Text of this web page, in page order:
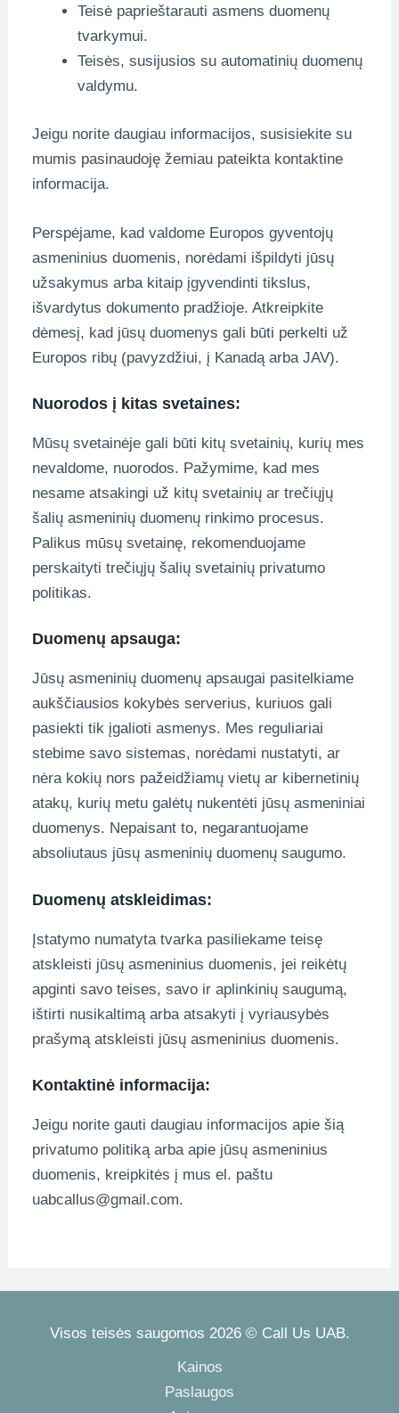
Teisė paprieštarauti asmens duomenų
tvarkymui.
Teisės, susijusios su automatinių duomenų
valdymu.
Jeigu norite daugiau informacijos, susisiekite su
mumis pasinaudoję žemiau pateikta kontaktine
informacija.
Perspėjame, kad valdome Europos gyventojų
asmeninius duomenis, norėdami išpildyti jūsų
užsakymus arba kitaip įgyvendinti tikslus,
išvardytus dokumento pradžioje. Atkreipkite
dėmesį, kad jūsų duomenys gali būti perkelti už
Europos ribų (pavyzdžiui, į Kanadą arba JAV).
Nuorodos į kitas svetaines:
Mūsų svetainėje gali būti kitų svetainių, kurių mes
nevaldome, nuorodos. Pažymime, kad mes
nesame atsakingi už kitų svetainių ar trečiųjų
šalių asmeninių duomenų rinkimo procesus.
Palikus mūsų svetainę, rekomenduojame
perskaityti trečiųjų šalių svetainių privatumo
politikas.
Duomenų apsauga:
Jūsų asmeninių duomenų apsaugai pasitelkiame
aukščiausios kokybės serverius, kuriuos gali
pasiekti tik įgalioti asmenys. Mes reguliariai
stebime savo sistemas, norėdami nustatyti, ar
nėra kokių nors pažeidžiamų vietų ar kibernetinių
atakų, kurių metu galėtų nukentėti jūsų asmeniniai
duomenys. Nepaisant to, negarantuojame
absoliutaus jūsų asmeninių duomenų saugumo.
Duomenų atskleidimas:
Įstatymo numatyta tvarka pasiliekame teisę
atskleisti jūsų asmeninius duomenis, jei reikėtų
apginti savo teises, savo ir aplinkinių saugumą,
ištirti nusikaltimą arba atsakyti į vyriausybės
prašymą atskleisti jūsų asmeninius duomenis.
Kontaktinė informacija:
Jeigu norite gauti daugiau informacijos apie šią
privatumo politiką arba apie jūsų asmeninius
duomenis, kreipkitės į mus el. paštu
uabcallus@gmail.com.
Visos teisės saugomos 2026 © Call Us UAB.
Kainos
Paslaugos